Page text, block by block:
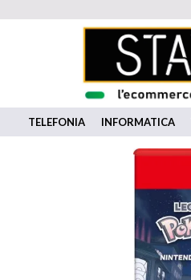
TELEFONIA INFORMATICA